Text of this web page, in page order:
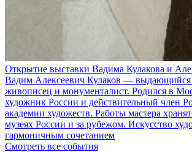
Открытие выставки Вадима Кулакова и
Вадим Алексеевич Кулаков — выдающийся
живописец и монументалист. Родился в
художник России и действительный член
академии художеств. Работы мастера
музеях России и за рубежом. Искусство
гармоничным сочетанием
Смотреть все события